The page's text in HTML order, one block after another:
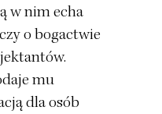
w nim echa
o bogactwie
mu
dla osób